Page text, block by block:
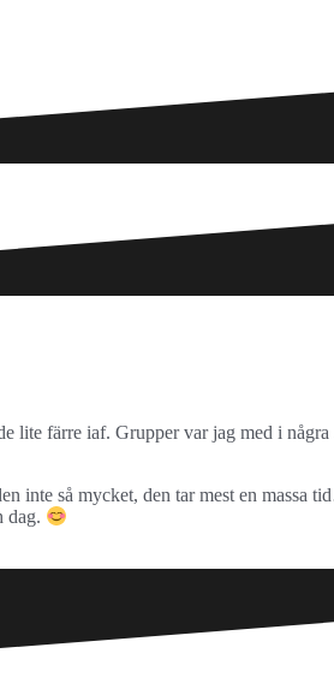
lite färre iaf. Grupper var jag med i
inte så mycket, den tar mest en
dag.